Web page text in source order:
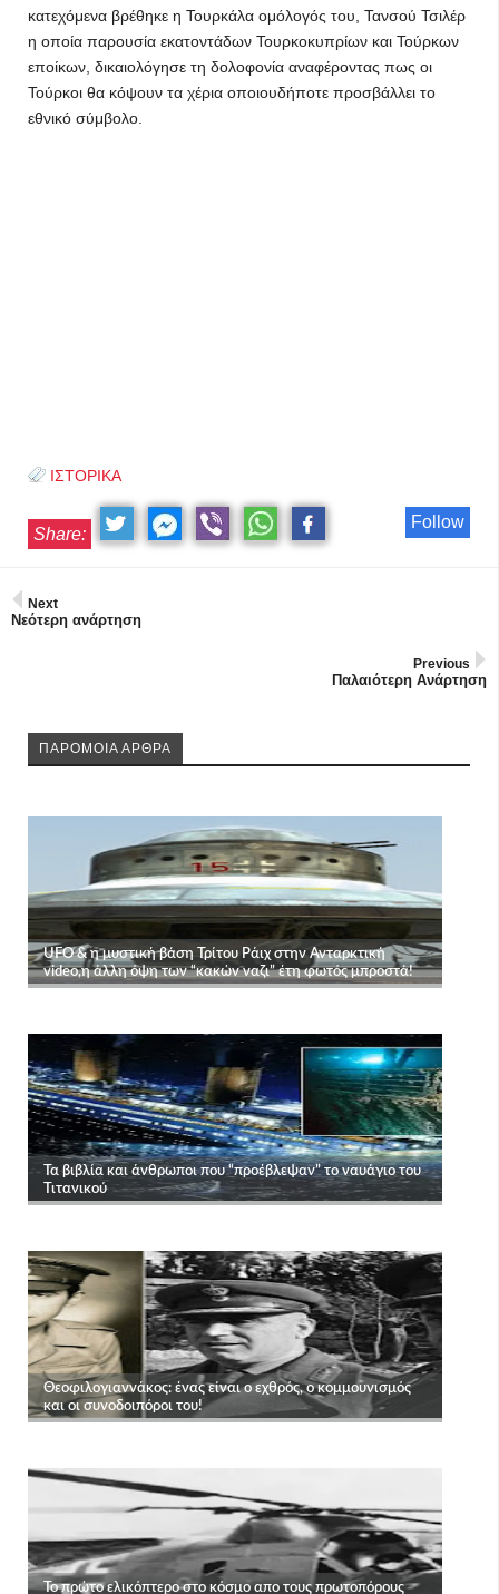
κατεχόμενα βρέθηκε η Τουρκάλα ομόλογός του, Τανσού Τσιλέρ
η οποία παρουσία εκατοντάδων Τουρκοκυπρίων και Τούρκων
εποίκων, δικαιολόγησε τη δολοφονία αναφέροντας πως οι
Τούρκοι θα κόψουν τα χέρια οποιουδήποτε προσβάλλει το
εθνικό σύμβολο.
ΙΣΤΟΡΙΚΑ
Follow
Share:
Next
Νεότερη ανάρτηση
Previous
Παλαιότερη Ανάρτηση
ΠΑΡΟΜΟΙΑ ΑΡΘΡΑ